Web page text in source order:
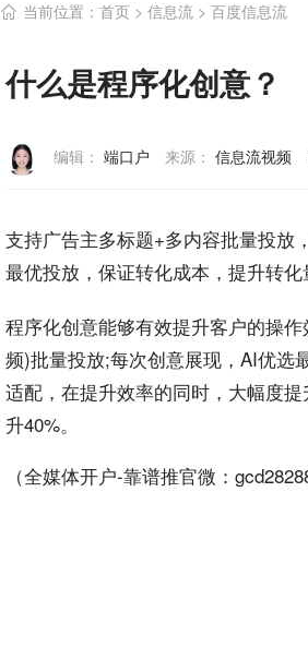
 当前位置： 首页 > 信息流 > 百度信息流
什么是程序化创意？
编辑： 端口户 来源： 信息流视频
支持广告主多标题+多内容批量投放
最优投放，保证转化成本 ，提升转化
程序化创意能够有效提升客户的操作
频)批量投放;每次创意展现， AI优选
适配，在提升效率的同时，大幅度
升40%。
（全媒体开户-靠谱推官微：